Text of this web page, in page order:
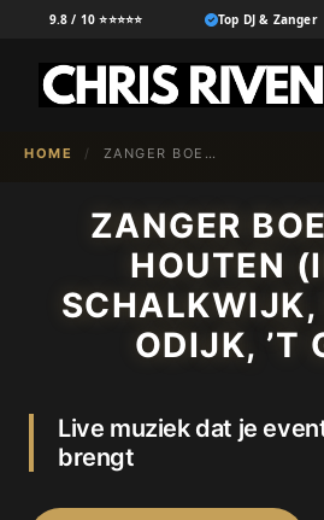
9.8 / 10 ⭐⭐⭐⭐⭐ Top DJ & Zanger
HOME / ZANGER BOEKEN IN {NL-100}
ZANGER
HOUTEN
ODIJK, ’T
Live muziek dat je
brengt